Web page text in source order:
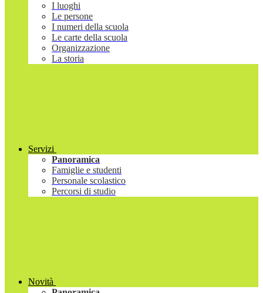
I luoghi
Le persone
I numeri della scuola
Le carte della scuola
Organizzazione
La storia
Servizi
Panoramica
Famiglie e studenti
Personale scolastico
Percorsi di studio
Novità